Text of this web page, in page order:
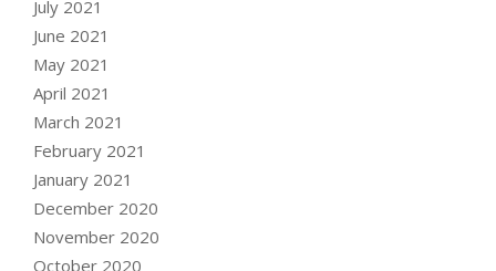
July 2021
June 2021
May 2021
April 2021
March 2021
February 2021
January 2021
December 2020
November 2020
October 2020